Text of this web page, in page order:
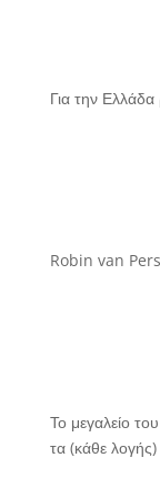
Για την
Robin van
Το μεγαλείο
τα (κάθε